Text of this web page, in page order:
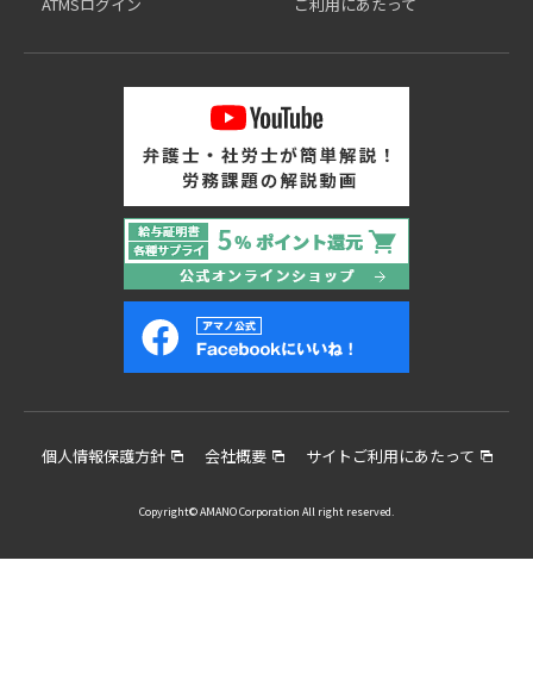
個人情報保護方針 会社概要 サイトご利用にあたって
Copyright© AMANO Corporation All right reserved.